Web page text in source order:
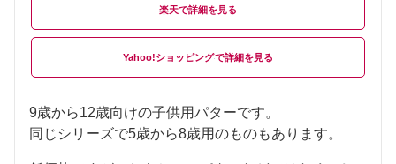
楽天
Yahoo!ショッピング
9歳から12歳向けの子供用パターです。
同じシリーズで5歳から8歳用のものもあります。